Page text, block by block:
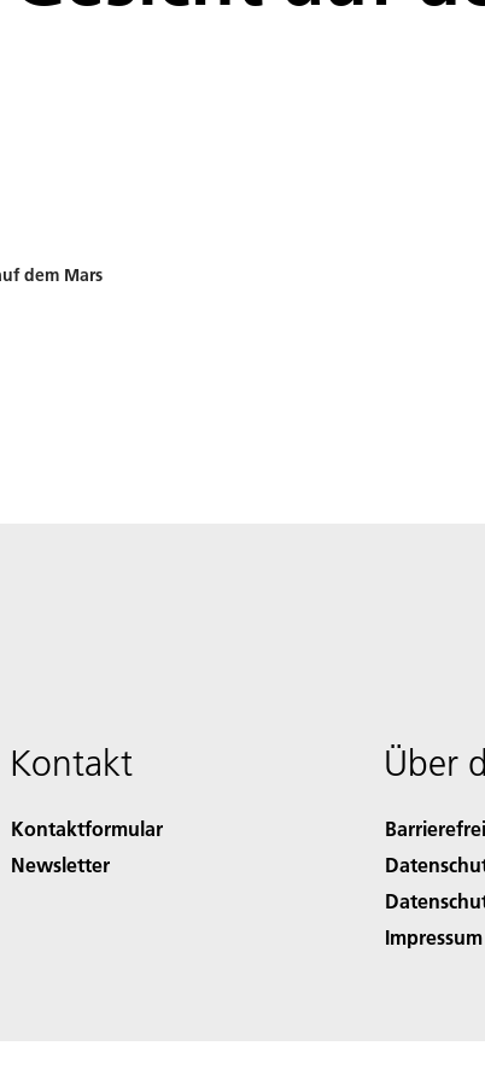
dem Mars
Kontakt
Kontaktformular
Newsletter
Über